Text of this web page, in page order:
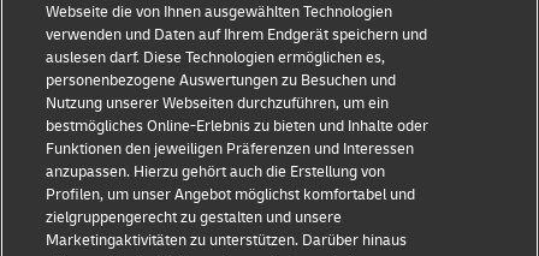
Unsere Partnerschaft mit der Formel 1® geht über die
Logistik hinaus. Die Formel 1® ist eine der größten
Unterhaltungsplattformen der Welt, und als globaler
Partner hilft DHL den Fans, unvergessliche Momente auf
und neben der Rennstrecke zu erleben.
Die Commentator's Challenge bringt Fans auf der ganzen
Welt zusammen und bietet ihnen die einmalige
Gelegenheit, sich in der Reporterkabine auszuprobieren.
Webseite die von Ihnen ausgewählten Technologien
verwenden und Daten auf Ihrem Endgerät speichern und
auslesen darf. Diese Technologien ermöglichen es,
personenbezogene Auswertungen zu Besuchen und
Nutzung unserer Webseiten durchzuführen, um ein
bestmögliches Online-Erlebnis zu bieten und Inhalte oder
Funktionen den jeweiligen Präferenzen und Interessen
anzupassen. Hierzu gehört auch die Erstellung von
Profilen, um unser Angebot möglichst komfortabel und
zielgruppengerecht zu gestalten und unsere
Marketingaktivitäten zu unterstützen. Darüber hinaus